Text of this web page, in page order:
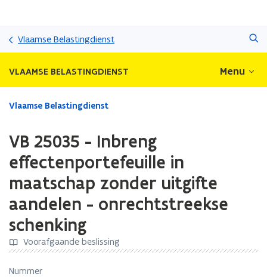
gaan
Vlaamse Belastingdienst
VLAAMSE BELASTINGDIENST Menu
Gedaan
bevindt
zich
op:
25035
Inbreng
effectenportefeuille
maatschap
Vlaamse Belastingdienst
VB 25035 - Inbreng
effectenportefeuille in
maatschap zonder uitgifte
aandelen - onrechtstreekse
schenking
Voorafgaande beslissing
Nummer